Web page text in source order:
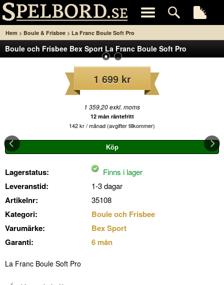
Hem > Boule & Frisbee > La Franc Boule Soft Pro
Boule och Frisbee Bex Sport La Franc Boule Soft Pro
1 699 kr
1 359,20 exkl. moms
12 mån räntefritt
142 kr / månad (avgifter tillkommer)
Lagerstatus: Finns i lager
Leveranstid: 1-3 dagar
Artikelnr: 35108
Kategori:
Boule och Frisbee
Varumärke:
Bex Sport
Garanti:
6 mån
La Franc Boule Soft Pro